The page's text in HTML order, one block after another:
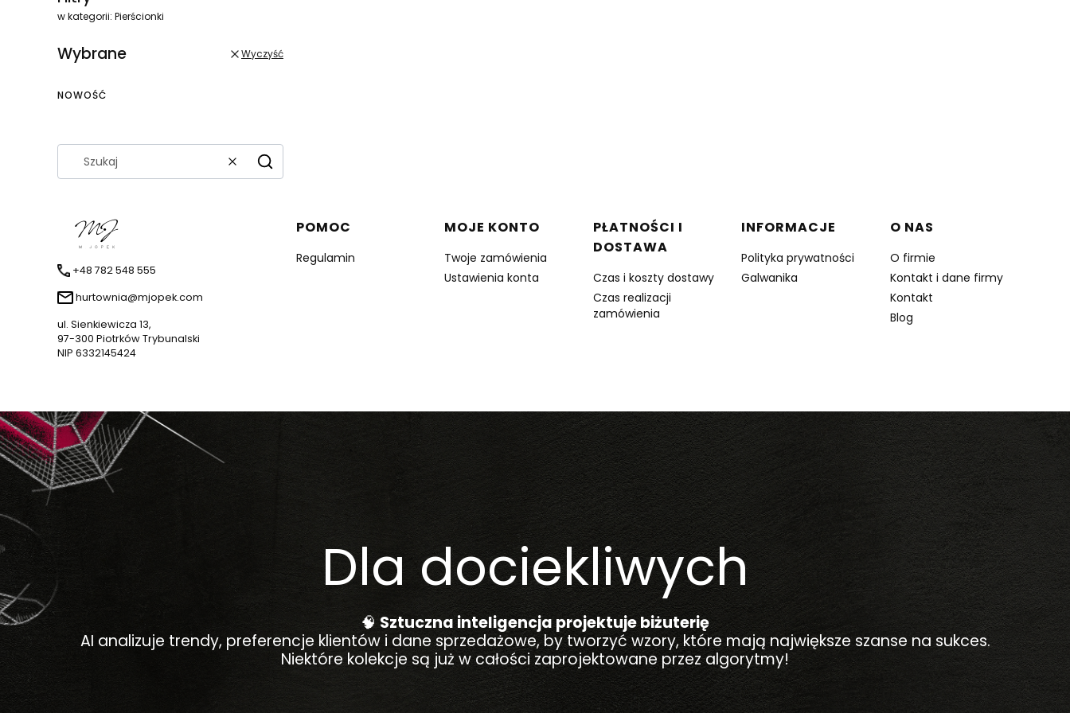
w kategorii: Pierścionki
Wybrane Wyczyść
NOWOŚĆ
WyczyśćSzukaj
+48 782 548 555
hurtownia@mjopek.com
ul. Sienkiewicza 13,
97-300 Piotrków Trybunalski
NIP 6332145424
Linki w stopce
POMOC
Regulamin
MOJE KONTO
Twoje zamówienia
Ustawienia konta
PŁATNOŚCI I
DOSTAWA
Czas i koszty dostawy
Czas realizacji
zamówienia
INFORMACJE
Polityka prywatności
Galwanika
O NAS
O firmie
Kontakt i dane firmy
Kontakt
Blog
Dla dociekliwych
🧠 Sztuczna inteligencja projektuje biżuterię
AI analizuje trendy, preferencje klientów i dane sprzedażowe, by tworzyć wzory, które mają największe szanse na sukces.
Niektóre kolekcje są już w całości zaprojektowane przez algorytmy!